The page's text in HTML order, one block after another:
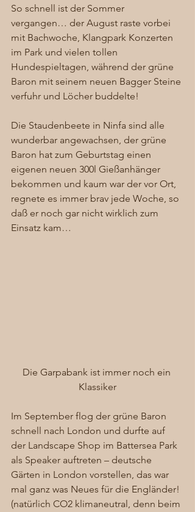
So schnell ist der Sommer
vergangen… der August raste vorbei
mit Bachwoche, Klangpark Konzerten
im Park und vielen tollen
Hundespieltagen, während der grüne
Baron mit seinem neuen Bagger Steine
verfuhr und Löcher buddelte!
Die Staudenbeete in Ninfa sind alle
wunderbar angewachsen, der grüne
Baron hat zum Geburtstag einen
eigenen neuen 300l Gießanhänger
bekommen und kaum war der vor Ort,
regnete es immer brav jede Woche, so
daß er noch gar nicht wirklich zum
Einsatz kam…
Die Garpabank ist immer noch ein
Klassiker
Im September flog der grüne Baron
schnell nach London und durfte auf
der Landscape Shop im Battersea Park
als Speaker auftreten – deutsche
Gärten in London vorstellen, das war
mal ganz was Neues für die Engländer!
(natürlich CO2 klimaneutral, denn beim